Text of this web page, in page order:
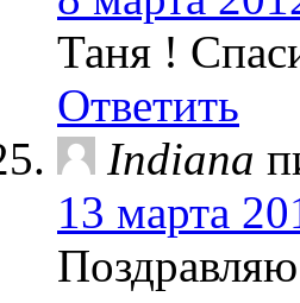
Таня !
Ответить
Indiana
13 марта